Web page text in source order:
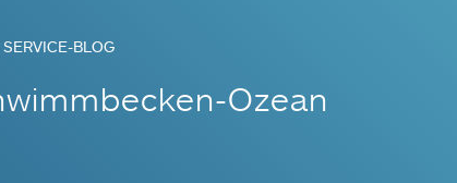
SERVICE-BLOG
Ozean